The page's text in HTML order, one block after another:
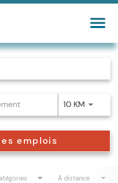
10 KM
emplois
À distance